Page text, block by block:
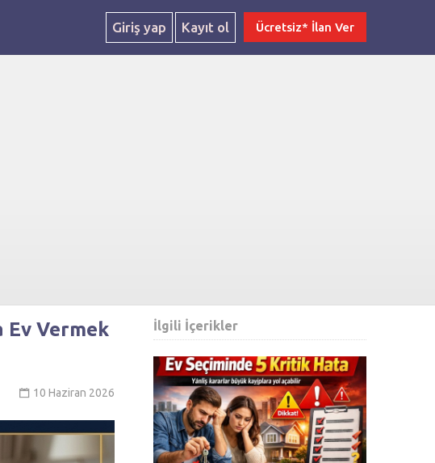
Giriş yap Kayıt ol Ücretsiz* İlan Ver
Ev Vermek
10 Haziran 2026
İlgili İçerikler